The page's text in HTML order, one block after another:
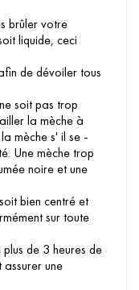
brûler votre
liquide, ceci
de dévoiler tous
soit pas trop
la mèche à
mèche s' il se -
Une mèche trop
noire et une
bien centré et
sur toute
de 3 heures de
une